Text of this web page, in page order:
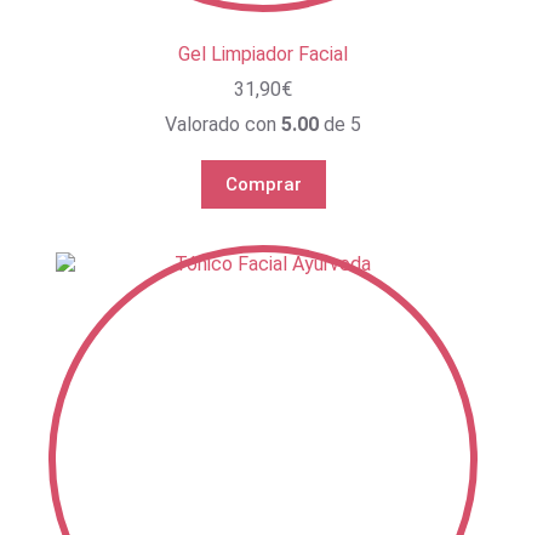
Gel Limpiador Facial
31,90€
Valorado con5.00 de 5
Comprar